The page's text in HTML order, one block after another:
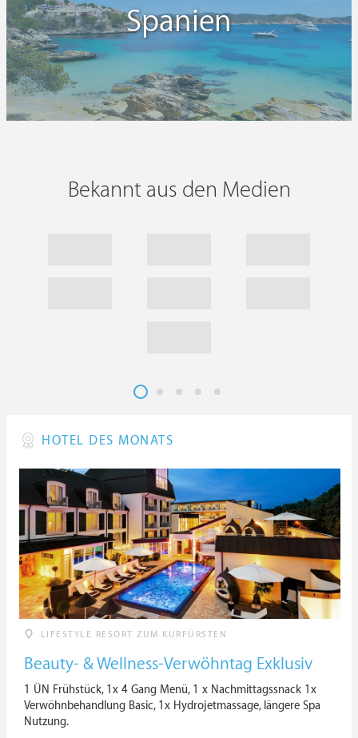
Spanien
Bekannt aus den Medien
HOTEL DES MONATS
LIFESTYLE RESORT ZUM KURFÜRSTEN
Beauty- & Wellness-Verwöhntag Exklusiv
1 ÜN Frühstück, 1x 4 Gang Menü, 1 x Nachmittagssnack 1x
Verwöhnbehandlung Basic, 1x Hydrojetmassage, längere Spa
Nutzung.